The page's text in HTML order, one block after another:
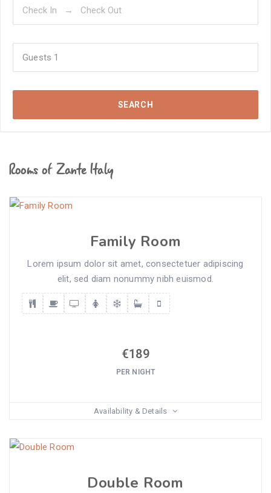
Guests 1
SEARCH
Rooms of Zante Italy
Family Room
Lorem ipsum dolor sit amet, consectetuer adipiscing
elit, sed diam nonummy nibh euismod.
€189
PER NIGHT
Availability & Details
Double Room